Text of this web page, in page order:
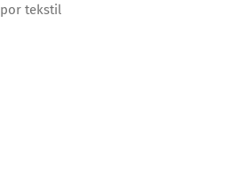
tekstil